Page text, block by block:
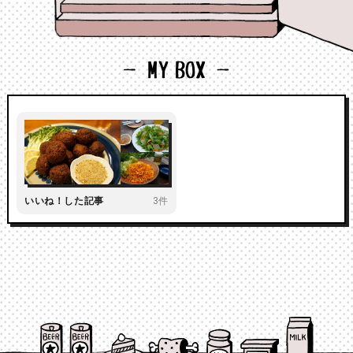
いいね！した記事 3件